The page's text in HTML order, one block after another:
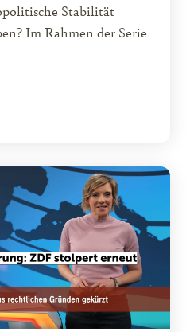
Stabilität
Im Rahmen der Serie